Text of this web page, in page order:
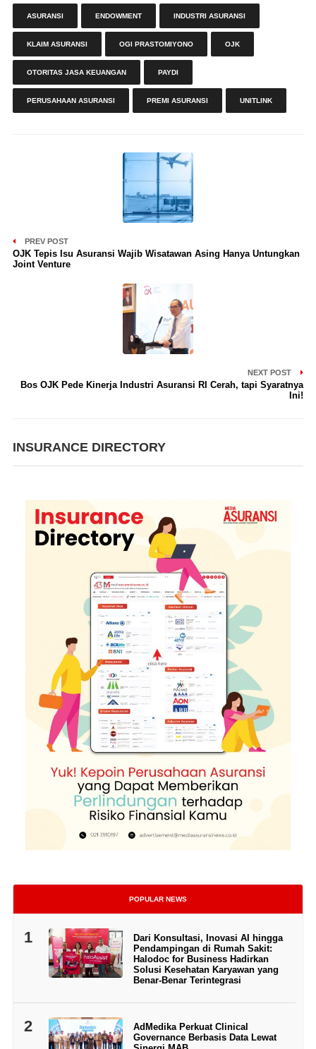
ASURANSI ENDOWMENT INDUSTRI ASURANSI
KLAIM ASURANSI OGI PRASTOMIYONO OJK
OTORITAS JASA KEUANGAN PAYDI
PERUSAHAAN ASURANSI PREMI ASURANSI UNITLINK
PREV POST
OJK Tepis Isu Asuransi Wajib Wisatawan Asing Hanya Untungkan
Joint Venture
NEXT POST
Bos OJK Pede Kinerja Industri Asuransi RI Cerah, tapi Syaratnya
Ini!
INSURANCE DIRECTORY
POPULAR NEWS
1
Dari Konsultasi, Inovasi AI hingga
Pendampingan di Rumah Sakit:
Halodoc for Business Hadirkan
Solusi Kesehatan Karyawan yang
Benar-Benar Terintegrasi
2
AdMedika Perkuat Clinical
Governance Berbasis Data Lewat